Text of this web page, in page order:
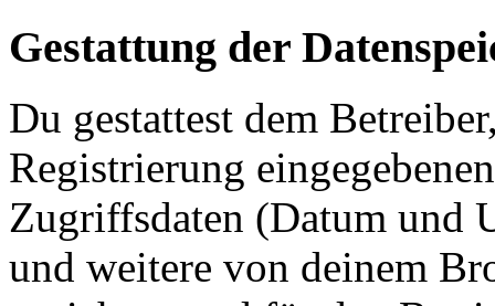
Gestattung der
Du gestattest dem
Registrierung
Zugriffsdaten (Datum und
und weitere von deinem